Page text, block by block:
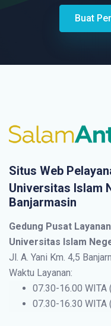
Buat
Situs Web
Universitas Islam
Banjarmasin
Gedung Pusat
Universitas Islam
Jl. A. Yani Km. 4,5
Waktu Layanan:
07.30-16.00 WITA
07.30-16.30 WITA